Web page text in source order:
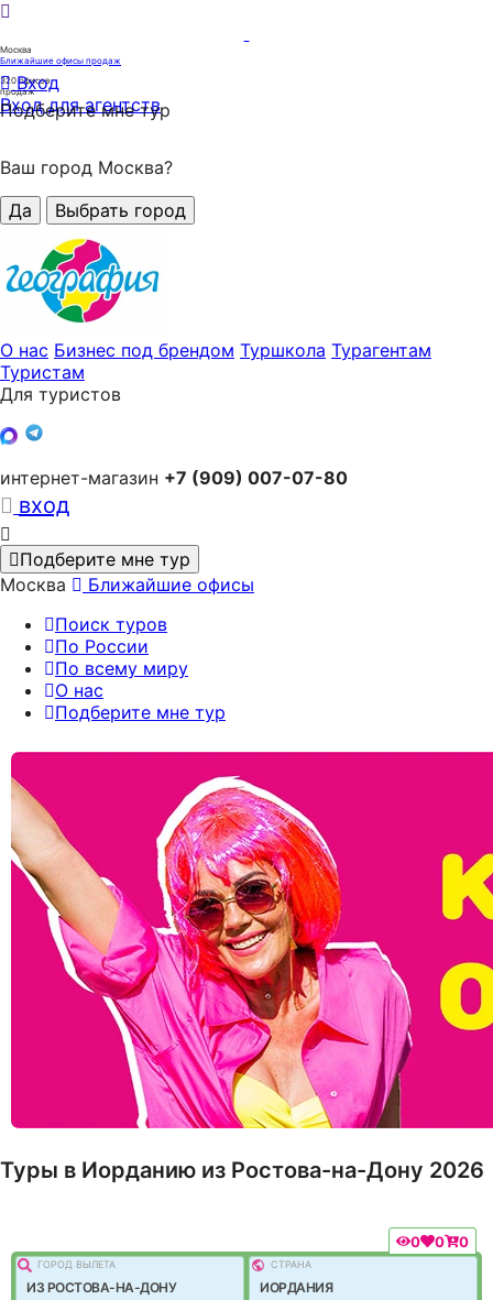
Москва
Ближайшие офисы продаж
320офисов
продаж
Вход
Вход для агентств
Подберите мне тур
Ваш город Москва?
Да
Выбрать город
О нас Бизнес под брендом Туршкола Турагентам
Туристам
Для туристов
интернет-магазин +7 (909) 007-07-80
вход
Подберите мне тур
Москва
Ближайшие офисы
Поиск туров
По России
По всему миру
О нас
Подберите мне тур
Туры в Иорданию из Ростова-на-Дону 2026
0 0 0
ГОРОД ВЫЛEТА
ИЗ РОСТОВА-НА-ДОНУ
СТРАНА
ИОРДАНИЯ